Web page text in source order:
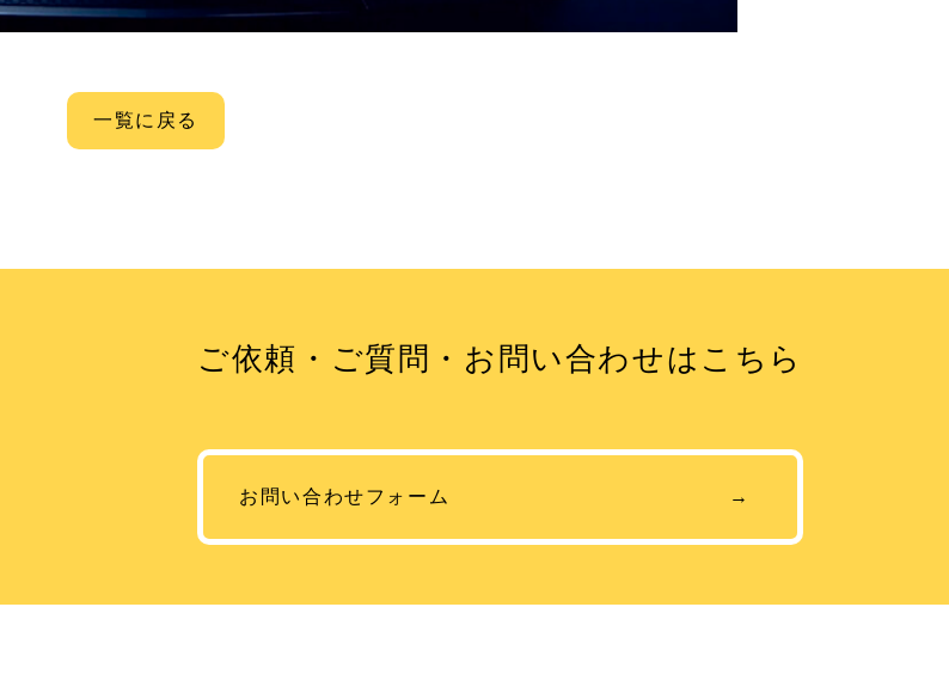
一覧に戻る
ご依頼・ご質問・お問い合わせはこちら
お問い合わせフォーム